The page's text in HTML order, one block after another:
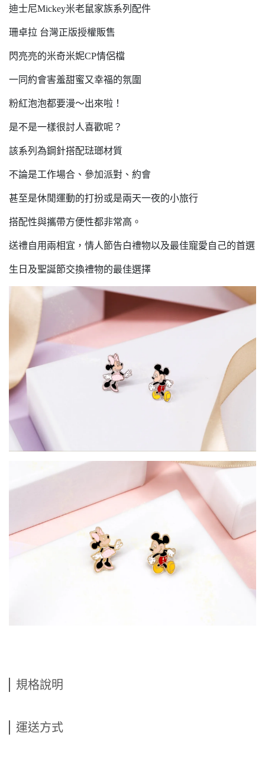
迪士尼Mickey米老鼠家族系列配件
珊卓拉 台灣正版授權販售
閃亮亮的米奇米妮CP情侶檔
一同約會害羞甜蜜又幸福的氛圍
粉紅泡泡都要漫～出來啦！
是不是一樣很討人喜歡呢？
該系列為鋼針搭配琺瑯材質
不論是工作場合、參加派對、約會
甚至是休閒運動的打扮或是兩天一夜的小旅行
搭配性與攜帶方便性都非常高。
送禮自用兩相宜，情人節告白禮物以及最佳寵愛自己的首選
生日及聖誕節交換禮物的最佳選擇
規格說明
運送方式